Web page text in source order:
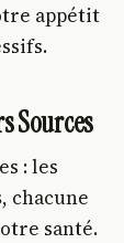
appétit
Sources
: les
, chacune
santé.